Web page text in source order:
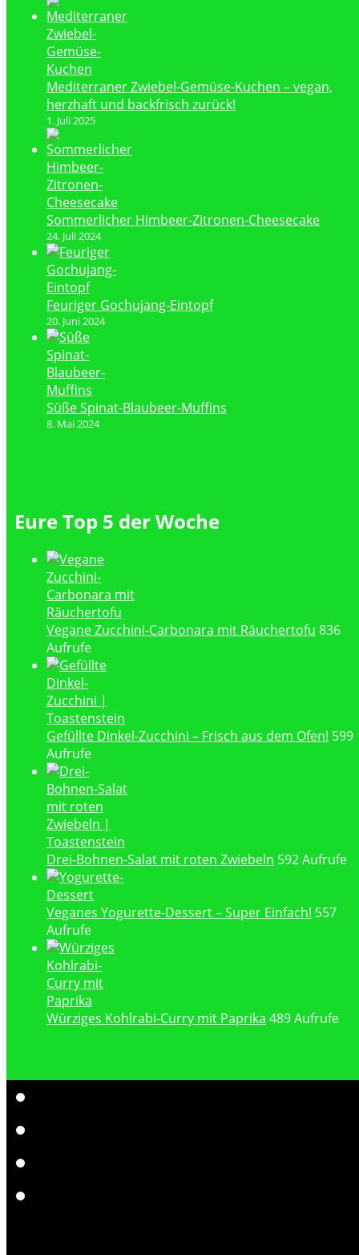
Mediterraner Zwiebel-Gemüse-Kuchen – vegan,
herzhaft und backfrisch zurück!
1. Juli 2025
Sommerlicher Himbeer-Zitronen-Cheesecake
24. Juli 2024
Feuriger Gochujang-Eintopf
20. Juni 2024
Süße Spinat-Blaubeer-Muffins
8. Mai 2024
Eure Top 5 der Woche
Vegane Zucchini-Carbonara mit Räuchertofu 836
Aufrufe
Gefüllte Dinkel-Zucchini – Frisch aus dem Ofen! 599
Aufrufe
Drei-Bohnen-Salat mit roten Zwiebeln 592 Aufrufe
Veganes Yogurette-Dessert – Super Einfach! 557
Aufrufe
Würziges Kohlrabi-Curry mit Paprika 489 Aufrufe